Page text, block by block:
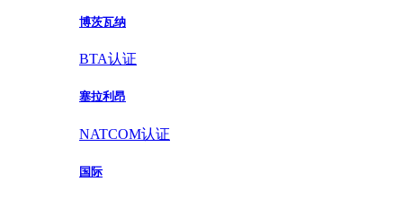
博茨瓦纳
BTA认证
塞拉利昂
NATCOM认证
国际